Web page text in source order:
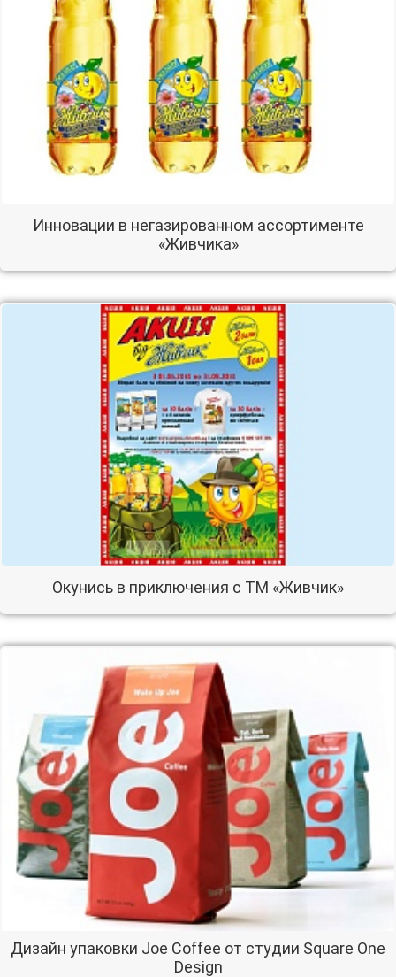
Инновации в негазированном ассортименте
«Живчика»
Окунись в приключения с ТМ «Живчик»
Дизайн упаковки Joe Coffee от студии Square One
Design